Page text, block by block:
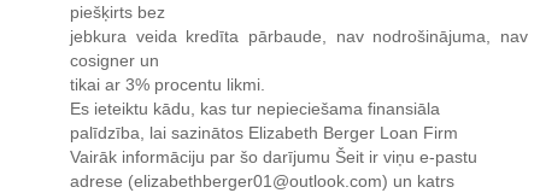
piešķirts bez
jebkura veida kredīta pārbaude, nav nodrošinājuma, nav
cosigner un
tikai ar 3% procentu likmi.
Es ieteiktu kādu, kas tur nepieciešama finansiāla
palīdzība, lai sazinātos Elizabeth Berger Loan Firm
Vairāk informāciju par šo darījumu Šeit ir viņu e-pastu
adrese (elizabethberger01@outlook.com) un katrs